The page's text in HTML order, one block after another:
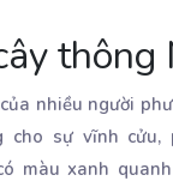
thông
nhiều người
cho sự vĩnh cửu,
màu xanh